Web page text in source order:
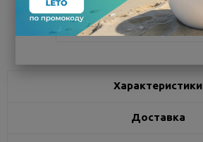
Поделиться
Характеристики
Доставка